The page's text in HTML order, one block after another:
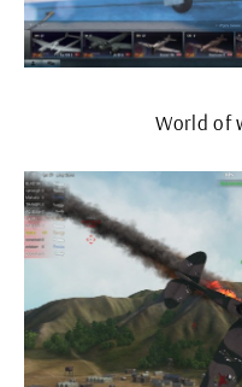
World of